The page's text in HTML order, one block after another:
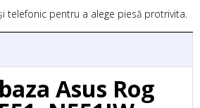
Asus Rog
telefonic pentru a alege piesă protrivita.